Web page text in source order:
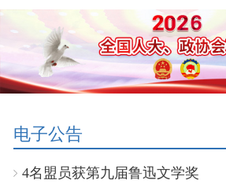
电子公告
4名盟员获第九届鲁迅文学奖